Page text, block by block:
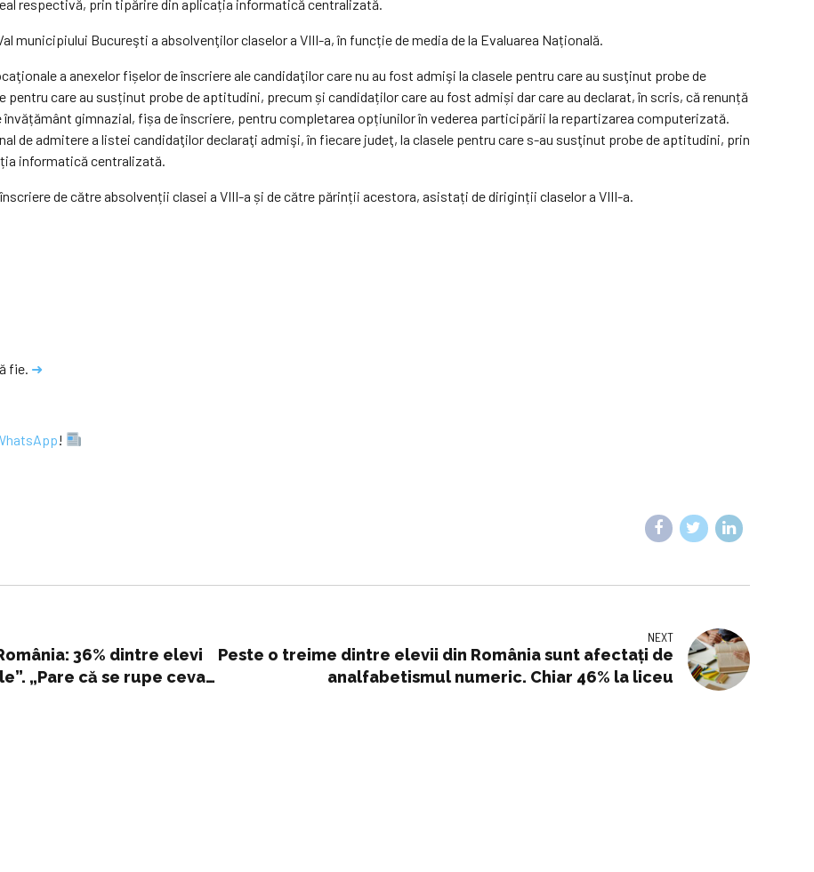
respectivă, prin tipărire din aplicația informatică centralizată.
municipiului Bucureşti a absolvenţilor claselor a VIII-a, în funcție de media de la Evaluarea Națională.
a anexelor fișelor de înscriere ale candidaţilor care nu au fost admişi la clasele pentru care au susţinut probe de
care au susținut probe de aptitudini, precum și candidaților care au fost admiși dar care au declarat, în scris, că renunță
gimnazial, fișa de înscriere, pentru completarea opțiunilor în vederea participării la repartizarea computerizată.
de admitere a listei candidaţilor declaraţi admişi, în fiecare judeţ, la clasele pentru care s-au susţinut probe de aptitudini, prin
informatică centralizată.
de către absolvenții clasei a VIII-a și de către părinții acestora, asistați de diriginții claselor a VIII-a.
fie. ➜
!
36% dintre elevi
„Pare că se rupe ceva
NEXT
Peste o treime dintre elevii din România sunt afectați de
analfabetismul numeric. Chiar 46% la liceu